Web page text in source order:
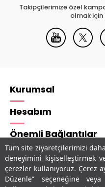
Tüm site ziyaretçilerimizi
deneyimini kişiselleştirmek
çerezler kullanıyoruz. Çerez
Düzenle” seçeneğine
Takipçilerimize özel
olmak için
Kurumsal
Hesabım
Önemli Bağlantılar
Adres & İletişim
Uygulamalarımız